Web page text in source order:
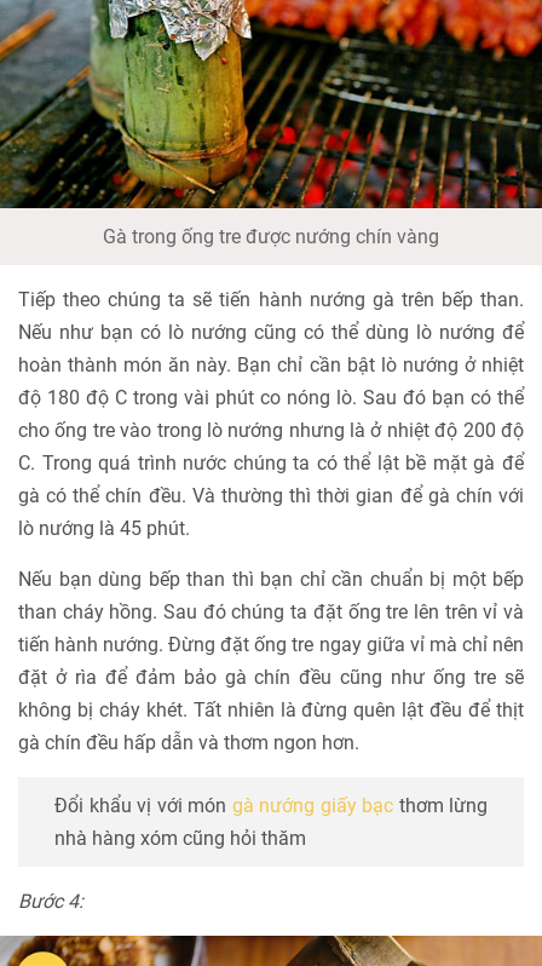
Gà trong ống tre được nướng chín vàng
Tiếp theo chúng ta sẽ tiến hành nướng gà trên bếp than.
Nếu như bạn có lò nướng cũng có thể dùng lò nướng để
hoàn thành món ăn này. Bạn chỉ cần bật lò nướng ở nhiệt
độ 180 độ C trong vài phút co nóng lò. Sau đó bạn có thể
cho ống tre vào trong lò nướng nhưng là ở nhiệt độ 200 độ
C. Trong quá trình nước chúng ta có thể lật bề mặt gà để
gà có thể chín đều. Và thường thì thời gian để gà chín với
lò nướng là 45 phút.
Nếu bạn dùng bếp than thì bạn chỉ cần chuẩn bị một bếp
than cháy hồng. Sau đó chúng ta đặt ống tre lên trên vỉ và
tiến hành nướng. Đừng đặt ống tre ngay giữa vỉ mà chỉ nên
đặt ở rìa để đảm bảo gà chín đều cũng như ống tre sẽ
không bị cháy khét. Tất nhiên là đừng quên lật đều để thịt
gà chín đều hấp dẫn và thơm ngon hơn.
Đổi khẩu vị với món gà nướng giấy bạc thơm lừng
nhà hàng xóm cũng hỏi thăm
Bước 4: